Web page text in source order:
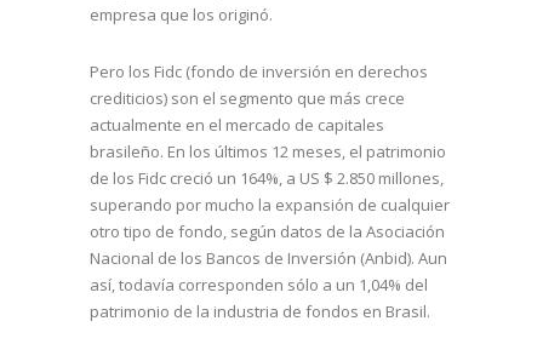
empresa que los originó.
Pero los Fidc (fondo de inversión en derechos
crediticios) son el segmento que más crece
actualmente en el mercado de capitales
brasileño. En los últimos 12 meses, el patrimonio
de los Fidc creció un 164%, a US $ 2.850 millones,
superando por mucho la expansión de cualquier
otro tipo de fondo, según datos de la Asociación
Nacional de los Bancos de Inversión (Anbid). Aun
así, todavía corresponden sólo a un 1,04% del
patrimonio de la industria de fondos en Brasil.